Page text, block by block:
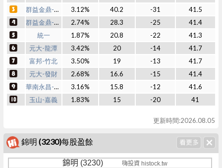
群益金鼎-嘉義
3.12% 40.2 -31
41.5
群益金鼎-高盛
2.74% 28.3 -25
41.4
統一
1.87% 20.8 -22
41.3
元大-龍潭
3.42% 20 -14
41.7
富邦-竹北
3.50% 19 -13
41.7
元大-發財
2.68% 16.6 -15
41.4
華南永昌-高雄
3.16% 15.8 -12
41.6
玉山-嘉義
1.83% 15 -20 41
更新時間:2026.08.05
錦明 (3230)每股盈餘
錦明 (3230) 嗨投資 histock.tw